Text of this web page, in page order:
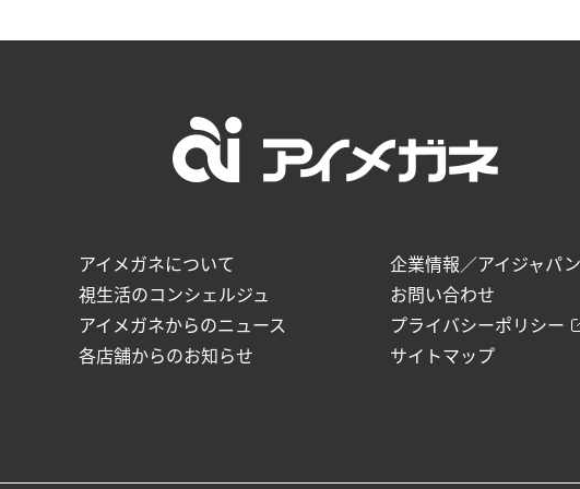
アイメガネについて
視生活のコンシェルジュ
アイメガネからのニュース
各店舗からのお知らせ
企業情報／アイジャパン
お問い合わせ
プライバシーポリシー
サイトマップ